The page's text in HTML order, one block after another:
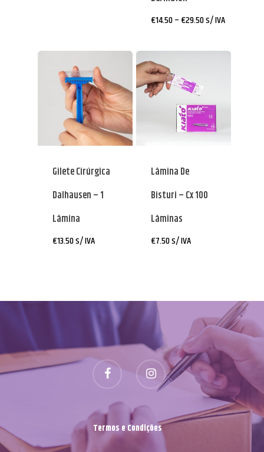
€14.50– €29.50Price
through
s/ IVA
Gilete Cirúrgica
Dalhausen – 1
Lâmina
€13.50s/ IVA
Lâmina De
Bisturi – Cx 100
Lâminas
€7.50s/ IVA
Termos e Condições